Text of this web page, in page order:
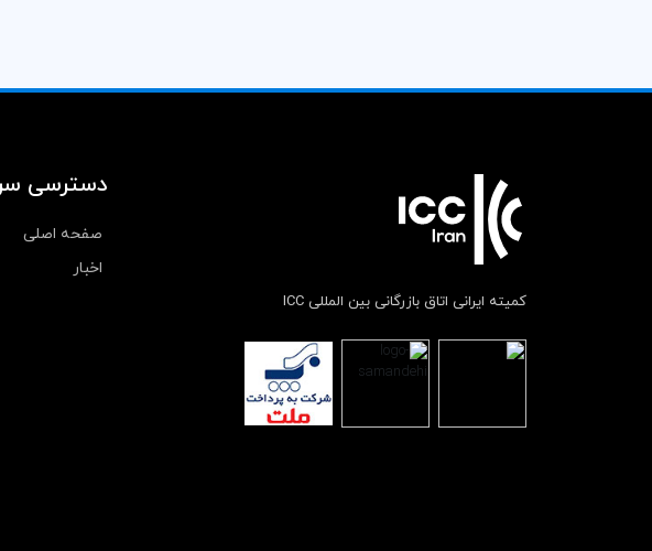
کمیته ایرانی اتاق بازرگانی بین المللی ICC
دسترسی
صفحه اصلی
اخبار